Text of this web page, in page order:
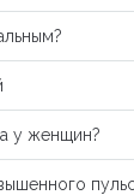
у женщин?